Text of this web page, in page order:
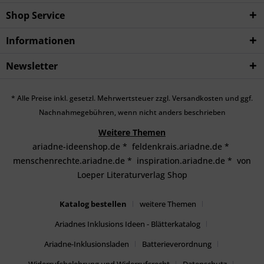
Shop Service
Informationen
Newsletter
* Alle Preise inkl. gesetzl. Mehrwertsteuer zzgl. Versandkosten und ggf.
Nachnahmegebühren, wenn nicht anders beschrieben
Weitere Themen
ariadne-ideenshop.de * feldenkrais.ariadne.de *
menschenrechte.ariadne.de * inspiration.ariadne.de * von
Loeper Literaturverlag Shop
Katalog bestellen
weitere Themen
Ariadnes Inklusions Ideen - Blätterkatalog
Ariadne-Inklusionsladen
Batterieverordnung